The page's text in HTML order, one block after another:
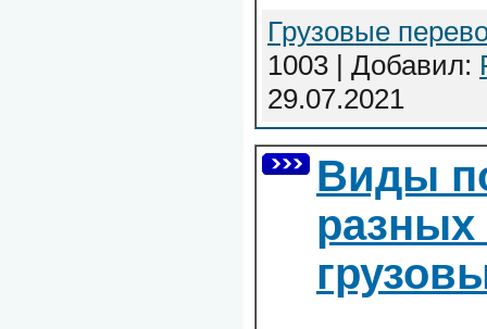
Грузовые
1003 | Добавил:
29.07.2021
Виды
разных